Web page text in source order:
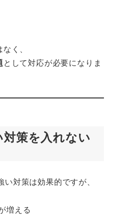
く、
として対応が必要になりま
策を入れない
対策は効果的ですが、
増える